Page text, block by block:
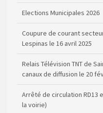
Elections Municipales 2026
Coupure de courant
Lespinas le 16 avril 2025
Relais Télévision TNT de
canaux de diffusion le 20
Arrêté de circulation RD13
la voirie)